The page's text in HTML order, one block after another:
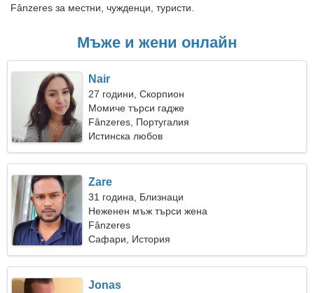
Fânzeres за местни, чужденци, туристи.
Мъже и жени онлайн
Nair
27 години, Скорпион
Момиче търси гадже
Fânzeres, Португалия
Истинска любов
Zare
31 година, Близнаци
Неженен мъж търси жена
Fânzeres
Сафари, История
Jonas